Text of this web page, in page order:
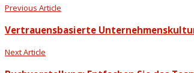
Previous Article
Vertrauensbasierte
Next Article